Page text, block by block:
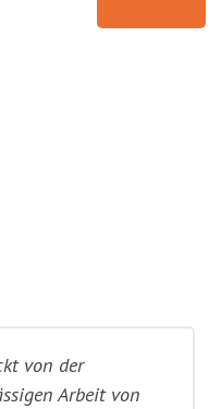
von der
Arbeit von